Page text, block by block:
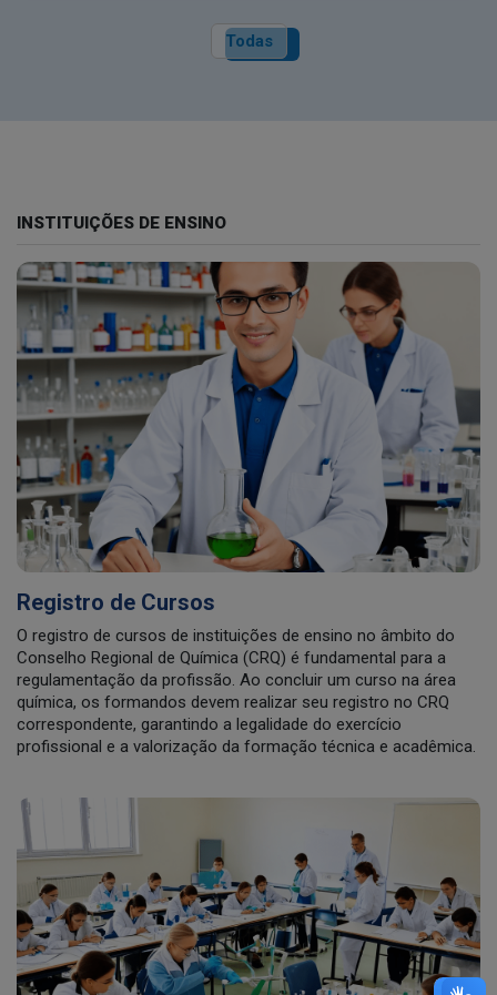
Todas
INSTITUIÇÕES DE ENSINO
Registro de Cursos
O registro de cursos de instituições de ensino no âmbito do
Conselho Regional de Química (CRQ) é fundamental para a
regulamentação da profissão. Ao concluir um curso na área
química, os formandos devem realizar seu registro no CRQ
correspondente, garantindo a legalidade do exercício
profissional e a valorização da formação técnica e acadêmica.